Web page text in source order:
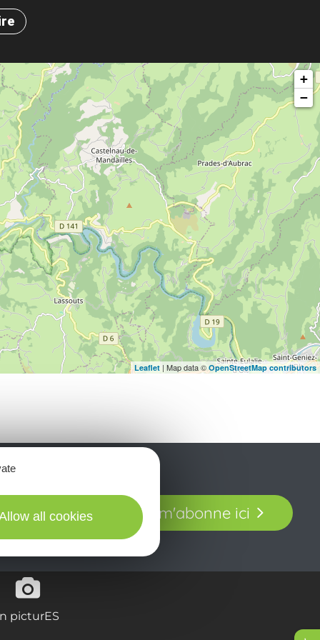
+
−
Leaflet | Map data © OpenStreetMap contributors
laissez-vous
en Aveyron.
Je m'abonne ici
picturES
all cookies